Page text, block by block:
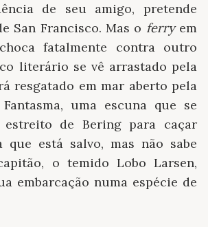
de seu amigo, pretende
San Francisco. Mas o ferryem
fatalmente contra outro
literário se vê arrastado pela
resgatado em mar aberto pela
uma escuna que se
de Bering para caçar
que está salvo, mas não sabe
o temido Lobo Larsen,
embarcação numa espécie de